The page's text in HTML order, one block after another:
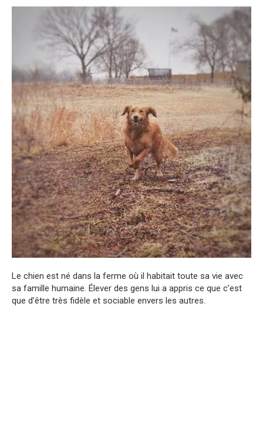
Le chien est né dans la ferme où il habitait toute sa vie avec
sa famille humaine. Élever des gens lui a appris ce que c’est
que d’être très fidèle et sociable envers les autres.